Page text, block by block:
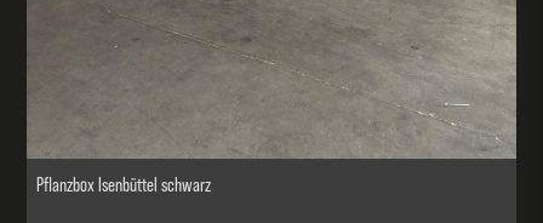
Pflanzbox Isenbüttel schwarz